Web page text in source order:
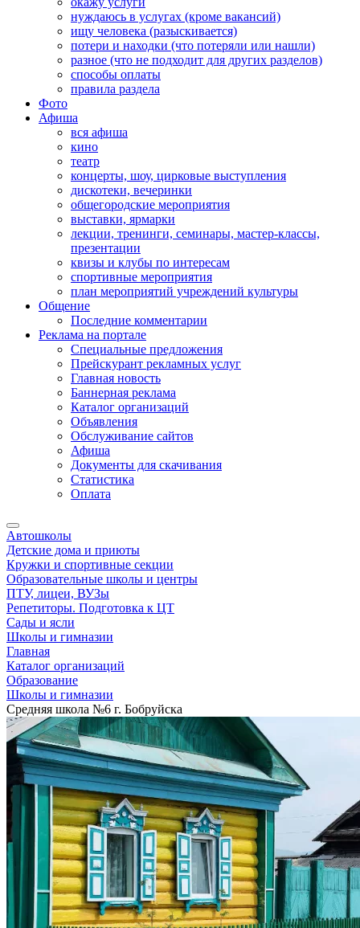
нуждаюсь в услугах (кроме вакансий)
ищу человека (разыскивается)
потери и находки (что потеряли или нашли)
разное (что не подходит для других разделов)
способы оплаты
правила раздела
Фото
Афиша
вся афиша
кино
театр
концерты, шоу, цирковые выступления
дискотеки, вечеринки
общегородские мероприятия
выставки, ярмарки
лекции, тренинги, семинары, мастер-классы,
презентации
квизы и клубы по интересам
спортивные мероприятия
план мероприятий учреждений культуры
Общение
Последние комментарии
Реклама на портале
Специальные предложения
Прейскурант рекламных услуг
Главная новость
Баннерная реклама
Каталог организаций
Объявления
Обслуживание сайтов
Афиша
Документы для скачивания
Статистика
Оплата
Автошколы
Детские дома и приюты
Кружки и спортивные секции
Образовательные школы и центры
ПТУ, лицеи, ВУЗы
Репетиторы. Подготовка к ЦТ
Сады и ясли
Школы и гимназии
Главная
Каталог организаций
Образование
Школы и гимназии
Средняя школа №6 г. Бобруйска